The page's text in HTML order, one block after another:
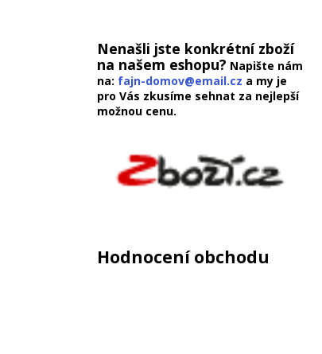
Nenašli jste konkrétní zboží
na našem eshopu? Napište nám
na: fajn-domov@email.cz a my je
pro Vás zkusíme sehnat za nejlepší
možnou cenu.
Hodnocení obchodu